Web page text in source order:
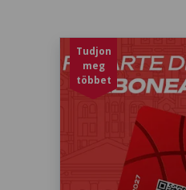
Tudjon
meg
többet